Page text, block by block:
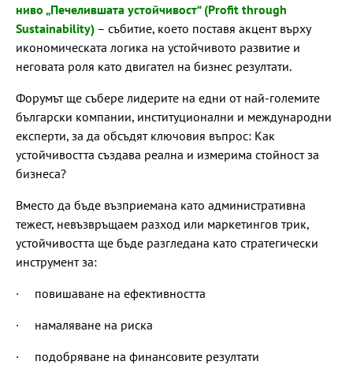
ниво „Печелившата устойчивост“ (Profit through
Sustainability) – събитие, което поставя акцент върху
икономическата логика на устойчивото развитие и
неговата роля като двигател на бизнес резултати.
Форумът ще събере лидерите на едни от най-големите
български компании, институционални и международни
експерти, за да обсъдят ключовия въпрос: Как
устойчивостта създава реална и измерима стойност за
бизнеса?
Вместо да бъде възприемана като административна
тежест, невъзвръщаем разход или маркетингов трик,
устойчивостта ще бъде разгледана като стратегически
инструмент за:
· повишаване на ефективността
· намаляване на риска
· подобряване на финансовите резултати